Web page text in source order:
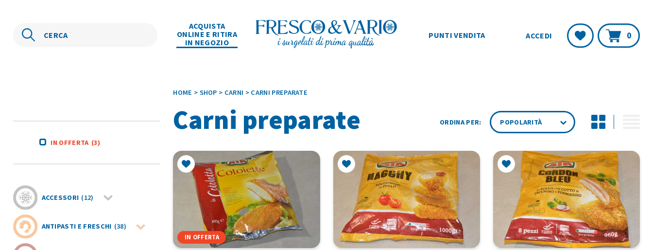
ACQUISTA
ONLINE E RITIRA
IN NEGOZIO
PUNTI VENDITA ACCEDI
Lista
0
HOME > SHOP > CARNI > CARNI PREPARATE
Carni preparate ORDINA PER:
IN OFFERTA (3)
ACCESSORI (12)
ANTIPASTI E FRESCHI (38)
IN OFFERTA